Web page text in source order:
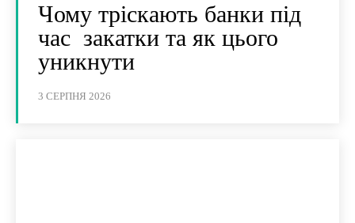
Чому тріскають банки під
час закатки та як цього
уникнути
3 СЕРПНЯ 2026